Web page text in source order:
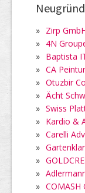
» Zirp
» 4N
» Baptista
» CA
» Otuzbir
» Ächt
» Swiss
» Kardio &
» Carelli
»
»
»
» COMASH